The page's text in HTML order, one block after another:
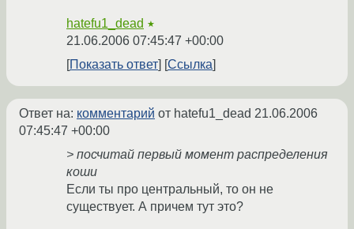
hatefu1_dead ★
21.06.2006 07:45:47 +00:00
Показать ответ
Ссылка
Ответ на: комментарий от hatefu1_dead 21.06.2006
07:45:47 +00:00
> посчитай первый момент распределения
коши
Если ты про центральный, то он не
существует. А причем тут это?